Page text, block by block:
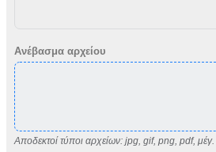
Ανέβασμα αρχείου
Αποδεκτοί τύποι αρχείων: jpg, gif, png, pdf,